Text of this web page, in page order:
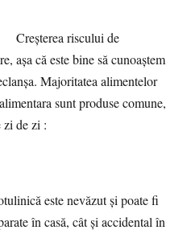
de
așa că este bine să cunoaștem
Majoritatea alimentelor
sunt produse comune,
zi de zi :
este nevăzut și poate fi
în casă, cât și accidental în